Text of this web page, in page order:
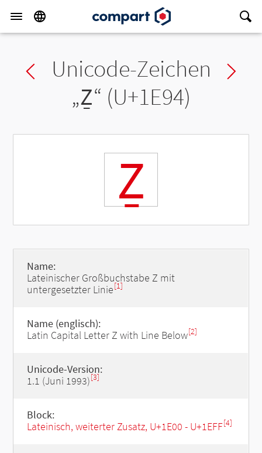
Previous char
Unicode-Zeichen
„Ẕ“ (U+1E94)
Ẕ
Name:
Lateinischer Großbuchstabe Z mit
untergesetzter Linie[1]
Name (englisch):
Latin Capital Letter Z with Line Below[2]
Unicode-Version:
1.1 (Juni 1993)[3]
Block:
Lateinisch, weiterter Zusatz, U+1E00 - U+1EFF[4]